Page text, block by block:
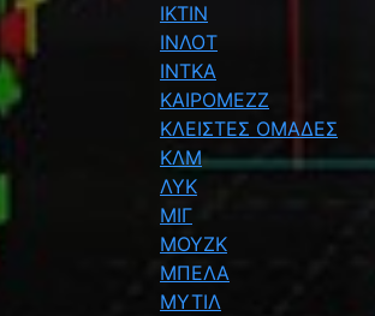
ΙΚΤΙΝ
ΙΝΛΟΤ
ΙΝΤΚΑ
ΚΑΙΡΟΜΕΖΖ
ΚΛΕΙΣΤΕΣ ΟΜΑΔΕΣ
ΚΛΜ
ΛΥΚ
ΜΙΓ
ΜΟΥΖΚ
ΜΠΕΛΑ
ΜΥΤΙΛ